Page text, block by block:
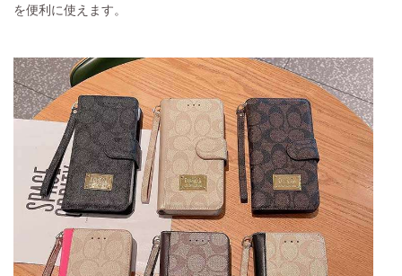
を便利に使えます。